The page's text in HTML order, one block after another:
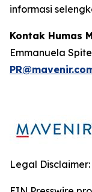
informasi
Kontak Humas
Emmanuela
Legal Disclaimer: